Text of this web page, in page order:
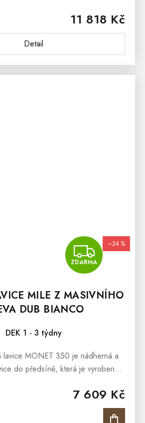
11 818 Kč
Detail
a olejem německé...
ZDARMA
–24 %
MILE Z MASIVNÍHO
DUB BIANCO
DEK 1 - 3 týdny
7 609 Kč
lavice MONET 350 je nádherná a
do předsíně, která je vyrobená
a olejem německé značky...